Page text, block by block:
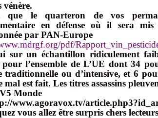
vénère.
que le quarteron de vos
en défense où il sera mis
par PAN-Europe
pdf/
sur un échantillon ridiculement
l’ensemble de L’UE dont 34
traditionnelle ou d’intensive, et 6
mal est fait. Les titres assassins
Monde
www.agoravox.tv/
vous allez être surpris chers